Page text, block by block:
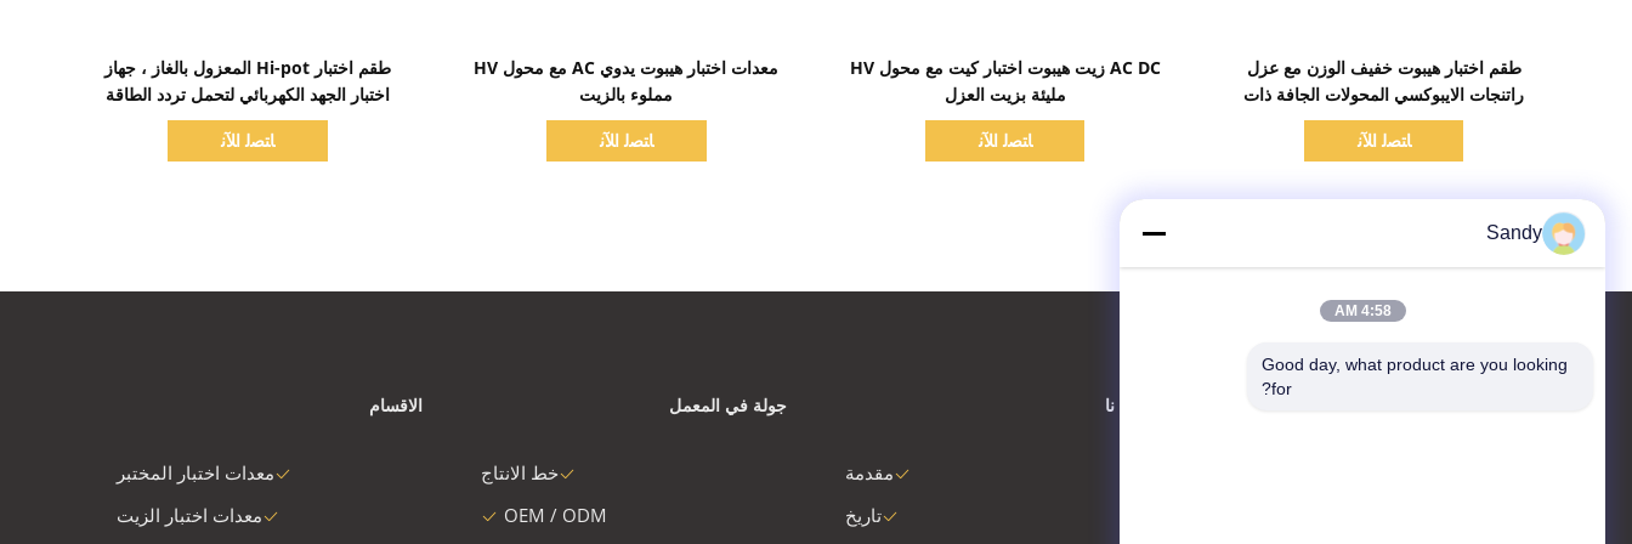
طقم اختبار Hi-pot المعزول بالغاز ، جهاز
اختبار الجهد الكهربائي لتحمل تردد الطاقة
ﺎﺘﺼﻟ ﺍﻶﻧ
معدات اختبار هيبوت يدوي AC مع محول HV
مملوء بالزيت
ﺎﺘﺼﻟ ﺍﻶﻧ
AC DC زيت هيبوت اختبار كيت مع محول HV
مليئة بزيت العزل
ﺎﺘﺼﻟ ﺍﻶﻧ
طقم اختبار هيبوت خفيف الوزن مع عزل
راتنجات الايبوكسي المحولات الجافة ذات
الجهد العالي
ﺎﺘﺼﻟ ﺍﻶﻧ
الاقسام
معدات اختبار المختبر
معدات اختبار الزيت
جولة في المعمل
خط الانتاج
OEM / ODM
حول نا
مقدمة
تاريخ
Sandy
4:58 AM
Good day, what product are you looking
for?